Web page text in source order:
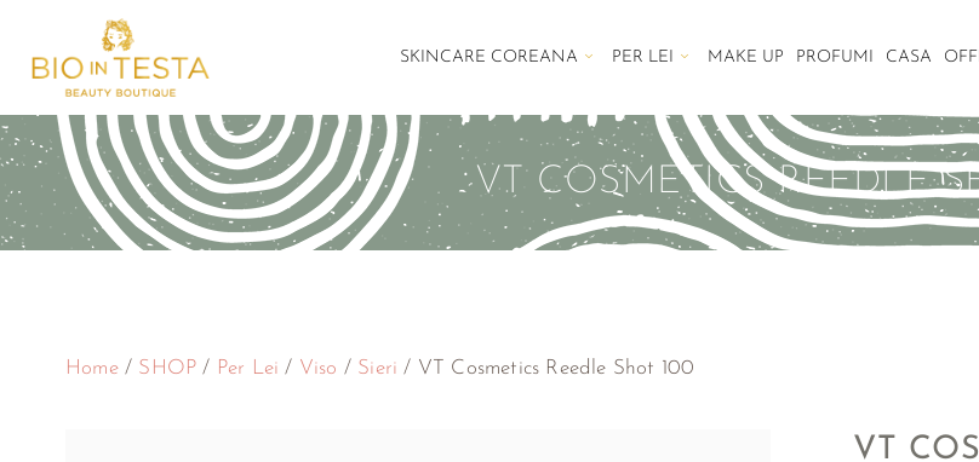
SKINCARE COREANA PER LEI MAKE UP PROFUMI CASA
VT COSMETICS REEDLE
Home/ SHOP / Per Lei / Viso / Sieri / VT Cosmetics Reedle Shot 100
VT